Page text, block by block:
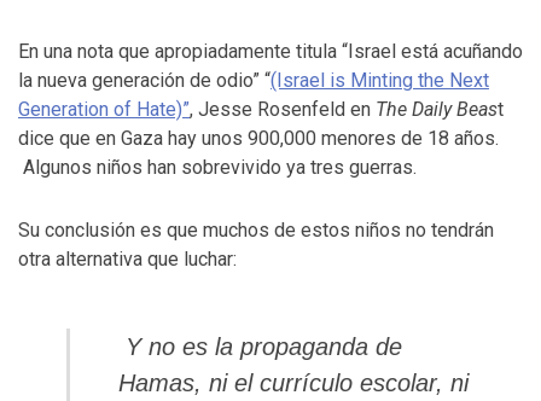
En una nota que apropiadamente titula “Israel está acuñando
la nueva generación de odio” “(Israel is Minting the Next
Generation of Hate)”, Jesse Rosenfeld en The Daily Beast
dice que en Gaza hay unos 900,000 menores de 18 años.
Algunos niños han sobrevivido ya tres guerras.
Su conclusión es que muchos de estos niños no tendrán
otra alternativa que luchar:
Y no es la propaganda de
Hamas, ni el currículo escolar, ni